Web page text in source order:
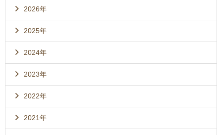
2026年
2025年
2024年
2023年
2022年
2021年